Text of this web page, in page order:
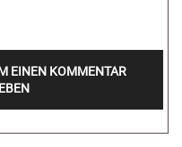
EINEN KOMMENTAR